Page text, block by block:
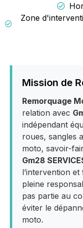
Zone
Mission de
Remorquage
relation avec
indépendant
roues, sangles
moto, savoir-
Gm28
l’intervention
pleine
pas partie au
éviter le
moto.